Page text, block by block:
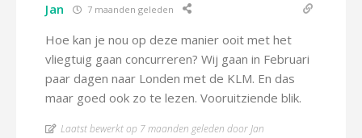
Jan 7 maanden geleden
Hoe kan je nou op deze manier ooit met het
vliegtuig gaan concurreren? Wij gaan in Februari
paar dagen naar Londen met de KLM. En das
maar goed ook zo te lezen. Vooruitziende blik.
Laatst bewerkt op 7 maanden geleden door Jan